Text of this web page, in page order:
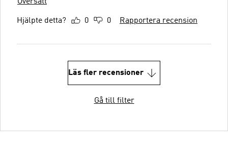
Hjälpte detta? 0 0 Rapportera recension
Läs fler recensioner
Gå till filter